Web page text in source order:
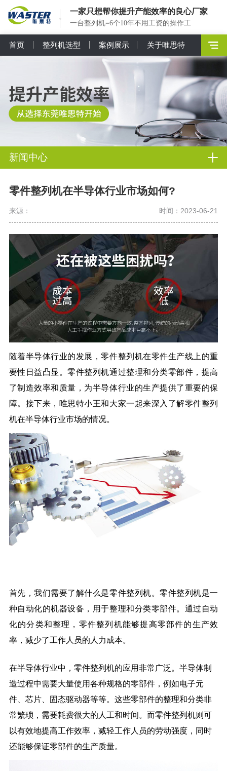
一家只想帮你提升产能效率的良心厂家
一台整列机=6个10年不用工资的操作工
首页 整列机选型 案例展示 关于唯思特
新闻中心
零件整列机在半导体行业市场如何?
来源： 时间：2023-06-21
随着半导体行业的发展，零件整列机在零件生产线上的重
要性日益凸显。零件整列机通过整理和分类零部件，提高
了制造效率和质量，为半导体行业的生产提供了重要的保
障。接下来，唯思特小王和大家一起来深入了解零件整列
机在半导体行业市场的情况。
首先，我们需要了解什么是零件整列机。零件整列机是一
种自动化的机器设备，用于整理和分类零部件。通过自动
化的分类和整理，零件整列机能够提高零部件的生产效
率，减少了工作人员的人力成本。
在半导体行业中，零件整列机的应用非常广泛。半导体制
造过程中需要大量使用各种规格的零部件，例如电子元
件、芯片、固态驱动器等等。这些零部件的整理和分类非
常繁琐，需要耗费很大的人工和时间。而零件整列机则可
以有效地提高工作效率，减轻工作人员的劳动强度，同时
还能够保证零部件的生产质量。